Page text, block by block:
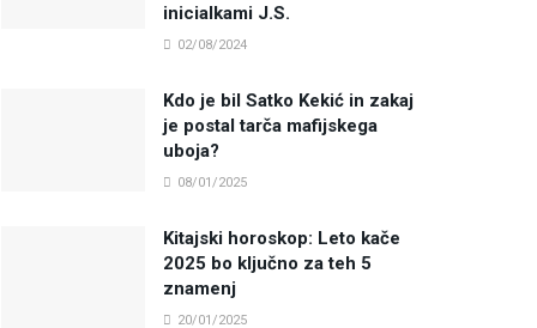
inicialkami J.S.
02/08/2024
Kdo je bil Satko Kekić in zakaj
je postal tarča mafijskega
uboja?
08/01/2025
Kitajski horoskop: Leto kače
2025 bo ključno za teh 5
znamenj
20/01/2025